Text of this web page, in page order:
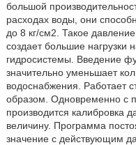
большой
расходах воды, они
до 8 кг/см2. Такое
создает большие нагрузки
гидросистемы. Введение
значительно уменьшает
водоснабжения. Работает
образом. Одновременно с
производится калибровка
величину. Программа
значение с действующим